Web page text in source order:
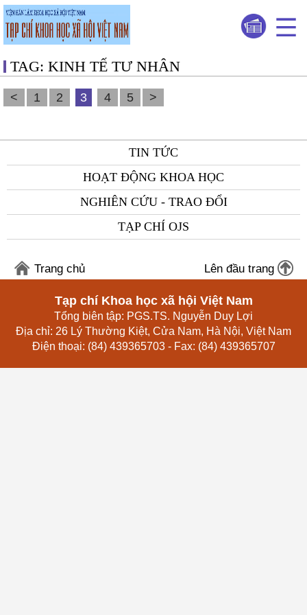
TAG: KINH TẾ TƯ NHÂN
< 1 2 3 4 5 >
TIN TỨC
HOẠT ĐỘNG KHOA HỌC
NGHIÊN CỨU - TRAO ĐỔI
TẠP CHÍ OJS
Trang chủ Lên đầu trang
Tạp chí Khoa học xã hội Việt Nam
Tổng biên tập: PGS.TS. Nguyễn Duy Lợi
Địa chỉ: 26 Lý Thường Kiệt, Cửa Nam, Hà Nội, Việt Nam
Điện thoại: (84) 439365703 - Fax: (84) 439365707